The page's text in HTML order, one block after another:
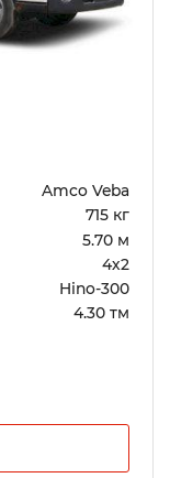
Amco Veba
715 кг
5.70 м
4х2
Hino-300
4.30 тм